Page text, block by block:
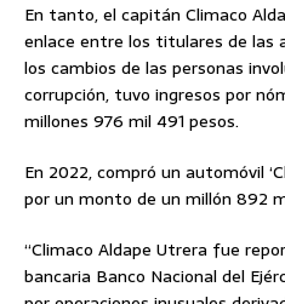
En tanto, el capitán Climaco
enlace entre los titulares de las
los cambios de las personas
corrupción, tuvo ingresos por
millones 976 mil 491 pesos.
En 2022, compró un automóvil
por un monto de un millón 892
“Climaco Aldape Utrera fue
bancaria Banco Nacional del